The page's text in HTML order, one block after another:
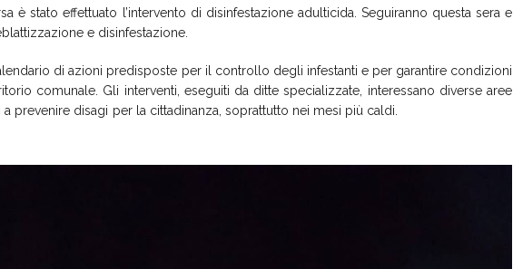
è stato effettuato l’intervento di disinfestazione adulticida. Seguiranno questa sera e
e disinfestazione.
di azioni predisposte per il controllo degli infestanti e per garantire condizioni
comunale. Gli interventi, eseguiti da ditte specializzate, interessano diverse aree
a prevenire disagi per la cittadinanza, soprattutto nei mesi più caldi.